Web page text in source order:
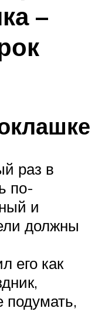
–
раз в
по-
и
должны
его как
подумать,